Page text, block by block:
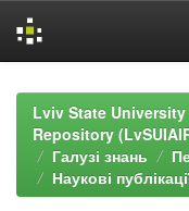
navigationLviv State
Repository
Галузі знань
Наукові